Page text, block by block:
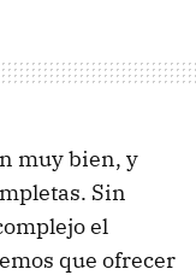
muy bien, y
Sin
el
que ofrecer